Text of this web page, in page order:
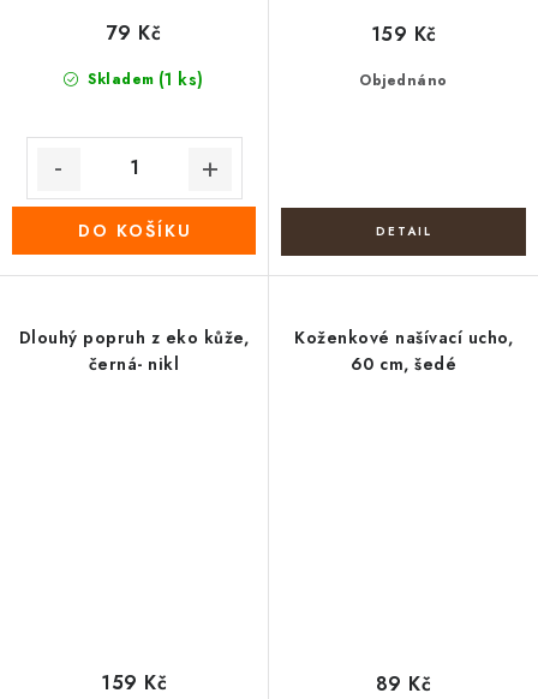
Skladem (1 ks)
79 Kč
DO KOŠÍKU
Objednáno
159 Kč
Dlouhý popruh z eko kůže,
černá- nikl
159 Kč
Koženkové našívací ucho,
60 cm, šedé
89 Kč